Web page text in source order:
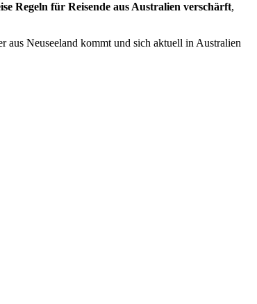
Regeln für Reisende aus Australien verschärft,
aus Neuseeland kommt und sich aktuell in Australien